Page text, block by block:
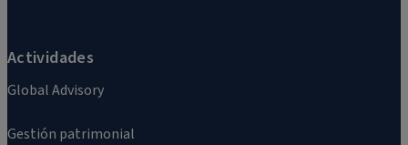
Actividades
Global Advisory
Gestión patrimonial